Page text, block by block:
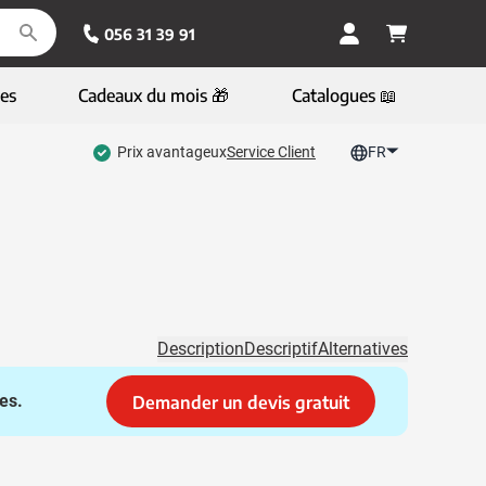
056 31 39 91
Cadeaux du mois 🎁 Catalogues 📖
Prix avantageuxService Client FR
DescriptionDescriptifAlternatives
Demander un devis gratuit